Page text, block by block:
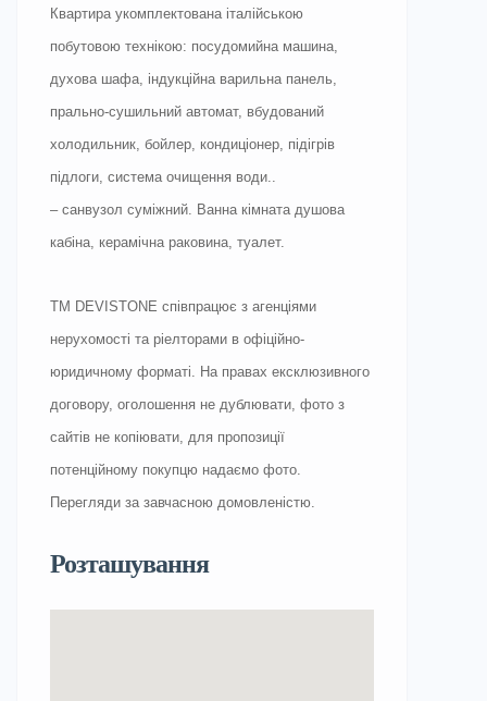
Квартира укомплектована італійською
побутовою технікою: посудомийна машина,
духова шафа, індукційна варильна панель,
прально-сушильний автомат, вбудований
холодильник, бойлер, кондиціонер, підігрів
підлоги, система очищення води..
– санвузол суміжний. Ванна кімната душова
кабіна, керамічна раковина, туалет.
ТМ DEVISTONE співпрацює з агенціями
нерухомості та ріелторами в офіційно-
юридичному форматі. На правах ексклюзивного
договору, оголошення не дублювати, фото з
сайтів не копіювати, для пропозиції
потенційному покупцю надаємо фото.
Перегляди за завчасною домовленістю.
Розташування